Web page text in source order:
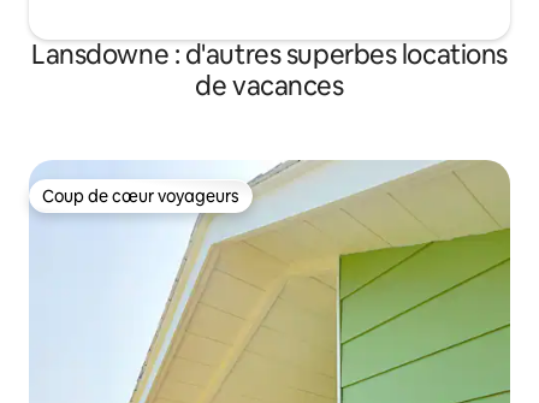
Lansdowne : d'autres superbes locations
de vacances
Coup de cœur voyageurs
Coup de cœur voyageurs